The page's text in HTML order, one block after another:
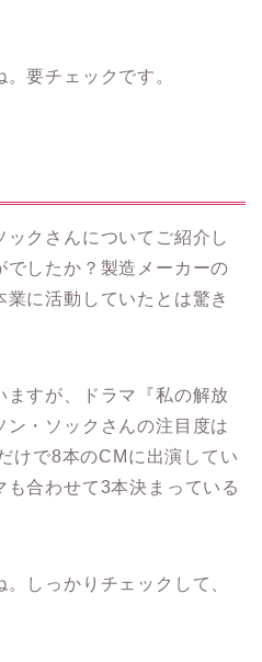
。要チェックです。
クさんについてご紹介し
でしたか？ 製造メーカーの
に活動していたとは驚き
すが、ドラマ『私の解放
ン・ソックさんの注目度は
けで8本のCMに出演してい
合わせて3本決まっている
しっかりチェックして、